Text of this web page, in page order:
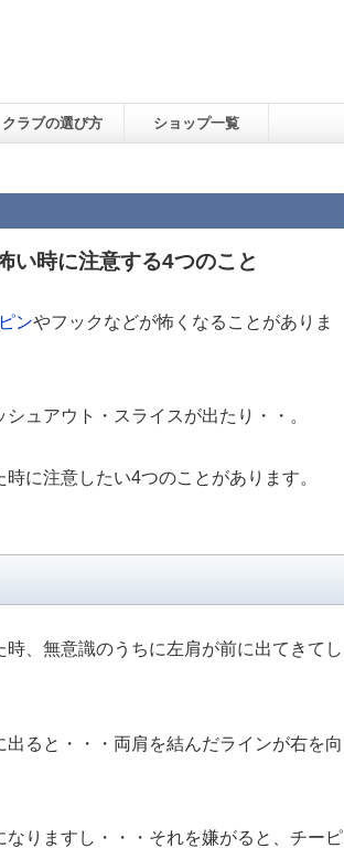
クラブの選び方 ショップ一覧
い時に注意する4つのこと
ンやフックなどが怖くなることがありま
ュアウト・スライスが出たり・・。
に注意したい4つのことがあります。
、無意識のうちに左肩が前に出てきてし
ると・・・両肩を結んだラインが右を向
りますし・・・それを嫌がると、チーピ